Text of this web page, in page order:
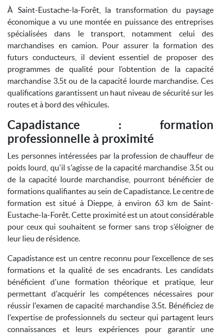
À Saint-Eustache-la-Forêt, la transformation du paysage
économique a vu une montée en puissance des entreprises
spécialisées dans le transport, notamment celui des
marchandises en camion. Pour assurer la formation des
futurs conducteurs, il devient essentiel de proposer des
programmes de qualité pour l’obtention de la capacité
marchandise 3.5t ou de la capacité lourde marchandise. Ces
qualifications garantissent un haut niveau de sécurité sur les
routes et à bord des véhicules.
Capadistance : formation
professionnelle à proximité
Les personnes intéressées par la profession de chauffeur de
poids lourd, qu'il s'agisse de la capacité marchandise 3.5t ou
de la capacité lourde marchandise, pourront bénéficier de
formations qualifiantes au sein de Capadistance. Le centre de
formation est situé à Dieppe, à environ 63 km de Saint-
Eustache-la-Forêt. Cette proximité est un atout considérable
pour ceux qui souhaitent se former sans trop s’éloigner de
leur lieu de résidence.
Capadistance est un centre reconnu pour l’excellence de ses
formations et la qualité de ses encadrants. Les candidats
bénéficient d'une formation théorique et pratique, leur
permettant d'acquérir les compétences nécessaires pour
réussir l'examen de capacité marchandise 3.5t. Bénéficiez de
l'expertise de professionnels du secteur qui partagent leurs
connaissances et leurs expériences pour garantir une